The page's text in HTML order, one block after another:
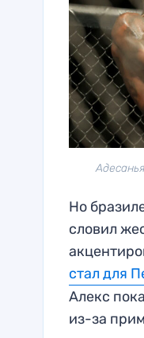
Но
словил
стал для
Алекс
из-за